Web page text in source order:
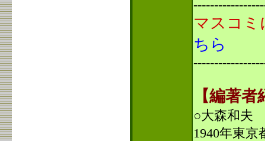
マスコミ
ちら
【編著
○大森和夫
1940年東京